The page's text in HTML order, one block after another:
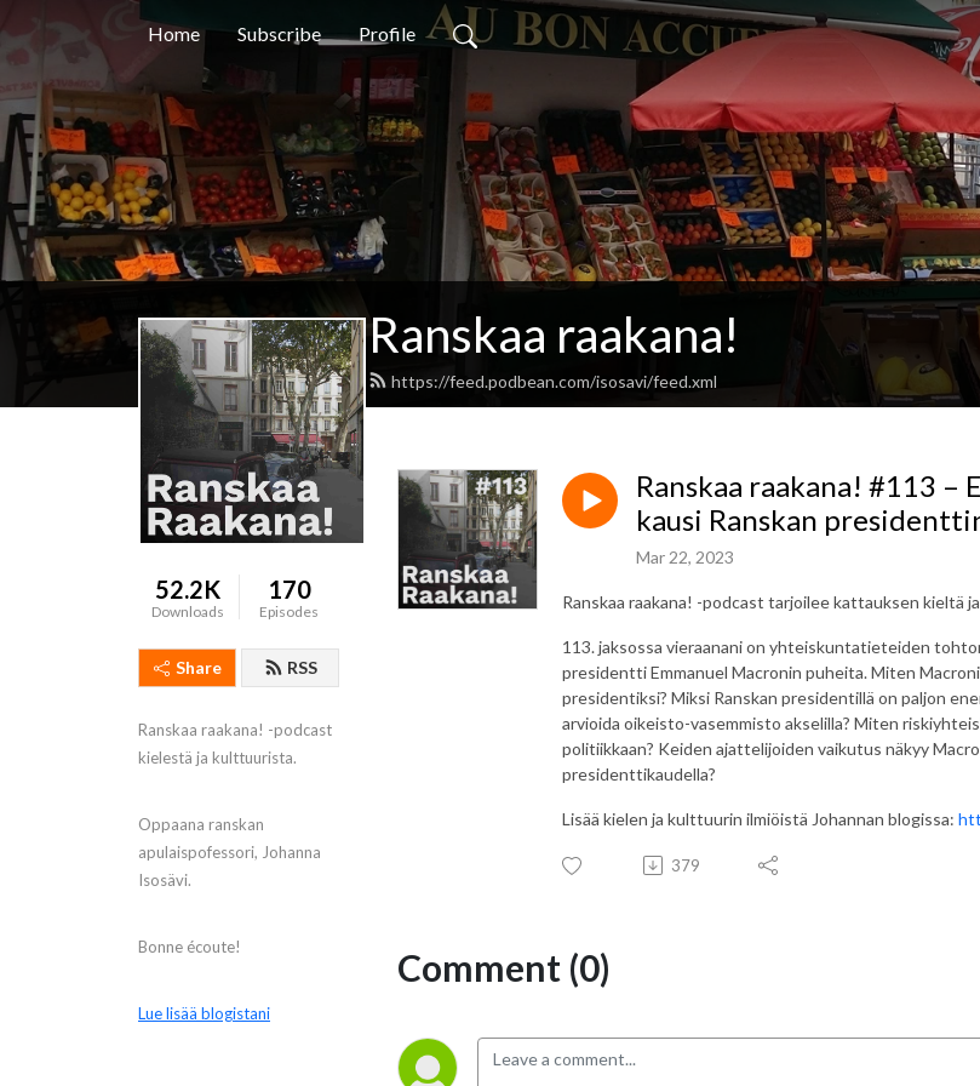
Home Subscribe Profile
Ranskaa raakana!
https://feed.podbean.com/isosavi/feed.xml
52.2K
Downloads
170
Episodes
Share RSS
Ranskaa raakana! -podcast
kielestä ja kulttuurista.
Oppaana ranskan
apulaispofessori, Johanna
Isosävi.
Bonne écoute!
Lue lisää blogistani
Ranskaa raakana! #113 –
kausi Ranskan
Mar 22, 2023
Ranskaa raakana! -podcast tarjoilee kattauksen kieltä
113. jaksossa vieraanani on yhteiskuntatieteiden
presidentti Emmanuel Macronin puheita. Miten
presidentiksi? Miksi Ranskan presidentillä on paljon
arvioida oikeisto-vasemmisto akselilla? Miten
politiikkaan? Keiden ajattelijoiden vaikutus näkyy
presidenttikaudella?
Lisää kielen ja kulttuurin ilmiöistä Johannan blogissa:
379
Comment (0)